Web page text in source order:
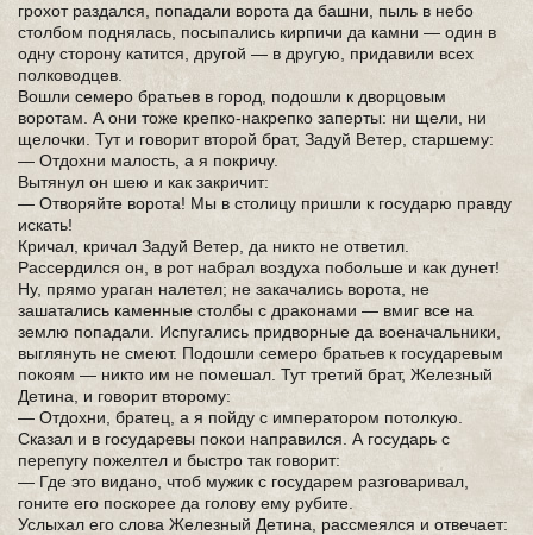
грохот раздался, попадали ворота да башни, пыль в небо
столбом поднялась, посыпались кирпичи да камни — один в
одну сторону катится, другой — в другую, придавили всех
полководцев.
Вошли семеро братьев в город, подошли к дворцовым
воротам. А они тоже крепко-накрепко заперты: ни щели, ни
щелочки. Тут и говорит второй брат, Задуй Ветер, старшему:
— Отдохни малость, а я покричу.
Вытянул он шею и как закричит:
— Отворяйте ворота! Мы в столицу пришли к государю правду
искать!
Кричал, кричал Задуй Ветер, да никто не ответил.
Рассердился он, в рот набрал воздуха побольше и как дунет!
Ну, прямо ураган налетел; не закачались ворота, не
зашатались каменные столбы с драконами — вмиг все на
землю попадали. Испугались придворные да военачальники,
выглянуть не смеют. Подошли семеро братьев к государевым
покоям — никто им не помешал. Тут третий брат, Железный
Детина, и говорит второму:
— Отдохни, братец, а я пойду с императором потолкую.
Сказал и в государевы покои направился. А государь с
перепугу пожелтел и быстро так говорит:
— Где это видано, чтоб мужик с государем разговаривал,
гоните его поскорее да голову ему рубите.
Услыхал его слова Железный Детина, рассмеялся и отвечает: